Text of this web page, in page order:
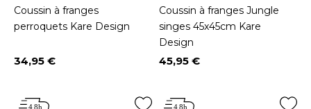
Coussin à franges
perroquets Kare Design
Prix
34,95 €
Coussin à franges Jungle
singes 45x45cm Kare
Design
Prix
45,95 €